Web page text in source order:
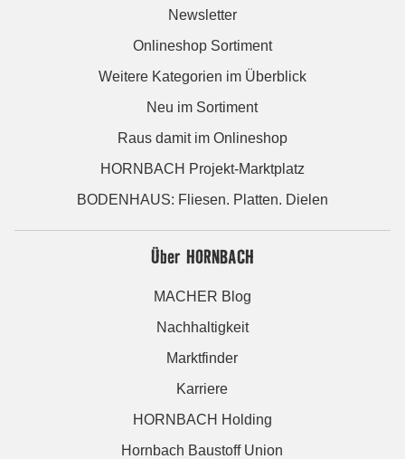
Newsletter
Onlineshop Sortiment
Weitere Kategorien im Überblick
Neu im Sortiment
Raus damit im Onlineshop
HORNBACH Projekt-Marktplatz
BODENHAUS: Fliesen. Platten. Dielen
Über HORNBACH
MACHER Blog
Nachhaltigkeit
Marktfinder
Karriere
HORNBACH Holding
Hornbach Baustoff Union